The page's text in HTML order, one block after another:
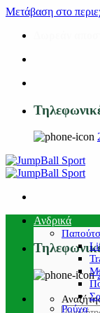
Μετάβαση στο
Ανδρικά
Ρούχα